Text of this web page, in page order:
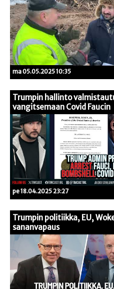
ma 05.05.2025 10:35
Trumpin hallinto
vangitsemaan Covid Faucin
pe 18.04.2025 23:27
Trumpin politiikka, EU,
sananvapaus